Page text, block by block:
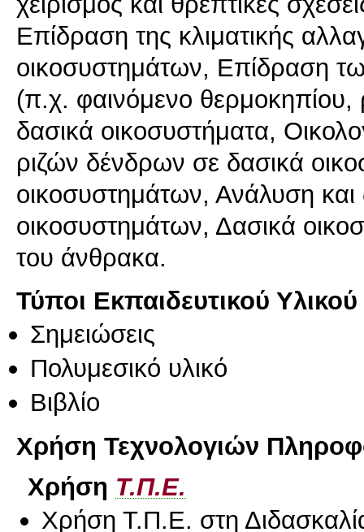
Επίδραση της κλιματικής
οικοσυστημάτων, Επίδραση
(π.χ. φαινόμενο
δασικά οικοσυστήματα,
ριζών δένδρων σε δασικά
οικοσυστημάτων, Ανάλυση
οικοσυστημάτων, Δασικά
του άνθρακα.
Τύποι Εκπαιδευτικού Υλικού
Σημειώσεις
Πολυμεσικό υλικό
Βιβλίο
Χρήση Τεχνολογιών
Χρήση Τ.Π.Ε.
Χρήση Τ.Π.Ε. στη